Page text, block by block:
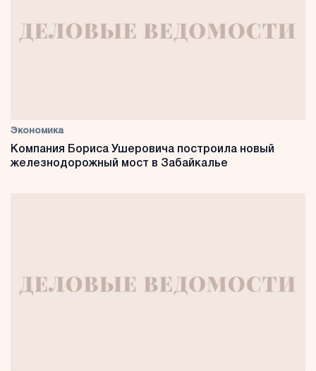
Экономика
Компания Бориса Ушеровича построила новый
железнодорожный мост в Забайкалье